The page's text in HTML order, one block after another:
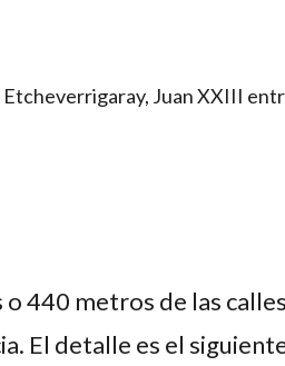
Etcheverrigaray, Juan XXIII
440 metros de las calles
El detalle es el